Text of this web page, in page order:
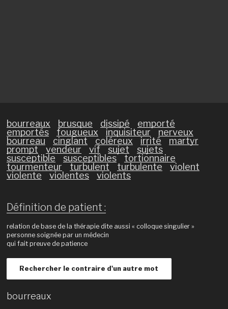
bourreaux brusque dissipé
emporté
emportés
fougueux inquisiteur
nerveux
bourreau
cinglant coléreux irrité
martyr
prompt
vendeur vif sujet
sujets
susceptible
susceptibles
tortionnaire
tourmenteur
turbulent turbulente
violent
violente
violentes violents
Définition de patient :
relation de base de la thérapie dite aussi « colloque singulier »
personne soignée par un médecin
qui fait preuve de patience
Rechercher le contraire d'un autre mot
bourreaux